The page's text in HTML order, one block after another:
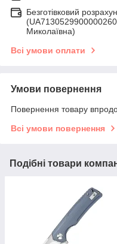
Безготівковий
Миколаївна)
Всі умови оплати
Умови повернення
Повернення товару
Всі умови повернення
Подібні товари